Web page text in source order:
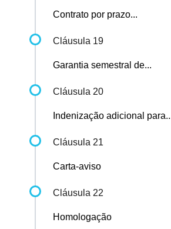
Contrato por prazo...
Cláusula 19
Garantia semestral de...
Cláusula 20
Indenização adicional
Cláusula 21
Carta-aviso
Cláusula 22
Homologação